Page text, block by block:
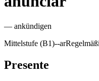
— ankündigen
Mittelstufe (B1)--ar
Presente